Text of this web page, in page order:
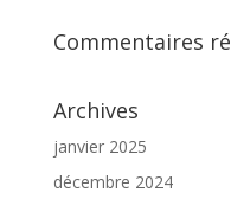
Commentaires
Archives
janvier 2025
décembre 2024